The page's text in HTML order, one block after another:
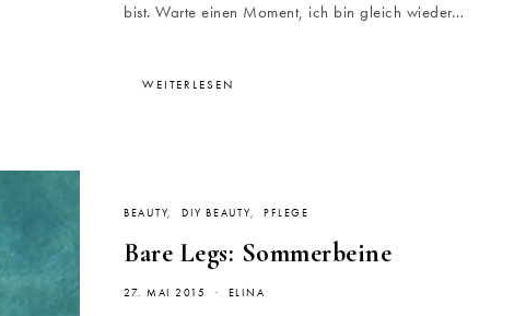
bist. Warte einen Moment, ich bin gleich wieder…
WEITERLESEN
BEAUTY DIY BEAUTY PFLEGE
Bare Legs: Sommerbeine
27. MAI 2015 ELINA